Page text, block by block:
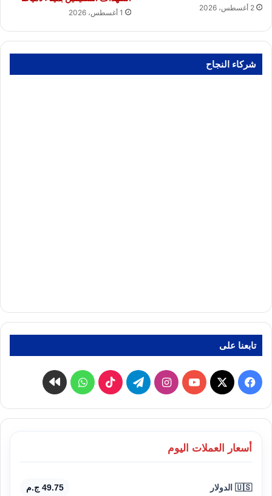
2 أغسطس، 2026
1 أغسطس، 2026
شركاء النجاح
تابعنا على
فيسبوك
‫X
‫YouTubeانستقرامتيلقرام ‫TikTokواتسابكواى
أسعار العملات اليوم
🇺🇸 الدولار 49.75 ج.م